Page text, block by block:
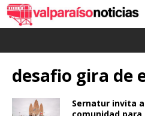
desafio gira de
Sernatur invita